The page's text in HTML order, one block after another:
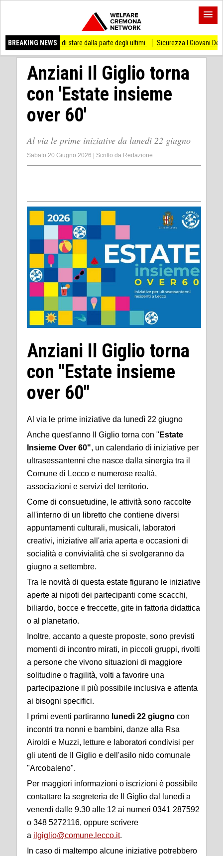
BREAKING NEWS
di stare dalla parte degli ultimi Sicurezza I Giovani Democratici
Anziani Il Giglio torna
con 'Estate insieme
over 60'
Al via le prime iniziative da lunedì 22 giugno
Sabato 20 Giugno 2026 Scritto da Redazione
Anziani Il Giglio torna
con "Estate insieme
over 60"
Al via le prime iniziative da lunedì 22 giugno
Anche quest'anno Il Giglio torna con " Estate
Insieme Over 60", un calendario di iniziative per
ultrasessantenni che nasce dalla sinergia tra il
Comune di Lecco e numerose realtà,
associazioni e servizi del territorio.
Come di consuetudine, le attività sono raccolte
all'interno di un libretto che contiene diversi
appuntamenti culturali, musicali, laboratori
creativi, iniziative all'aria aperta e occasioni di
socialità e convivialità che si svolgeranno da
giugno a settembre.
Tra le novità di questa estate figurano le iniziative
aperte ai nipoti dei partecipanti come scacchi,
biliardo, bocce e freccette, gite in fattoria didattica
o al planetario.
Inoltre, accanto a queste proposte, sono previsti
momenti di incontro mirati, in piccoli gruppi, rivolti
a persone che vivono situazioni di maggiore
solitudine o fragilità, volti a favorire una
partecipazione il più possibile inclusiva e attenta
ai bisogni specifici.
I primi eventi partiranno lunedì 22 giugno con
incontri tra nonni e bambini, danze alla Rsa
Airoldi e Muzzi, letture e laboratori condivisi per
gli utenti de Il Giglio e dell'asilo nido comunale
"Arcobaleno".
Per maggiori informazioni o iscrizioni è possibile
contattare la segreteria de Il Giglio dal lunedì a
venerdì dalle 9.30 alle 12 ai numeri 0341 287592
o 348 5272116, oppure scrivere
a ilgiglio@comune.lecco.it.
In caso di maltempo alcune iniziative potrebbero